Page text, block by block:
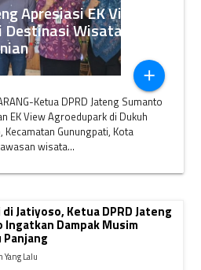
Apresiasi EK View
Destinasi Wisata
add
Ketua DPRD Jateng Sumanto
EK View Agroedupark di Dukuh
Gunungpati, Kota
wisata...
di Jatiyoso, Ketua DPRD Jateng
Ingatkan Dampak Musim
Panjang
Yang Lalu